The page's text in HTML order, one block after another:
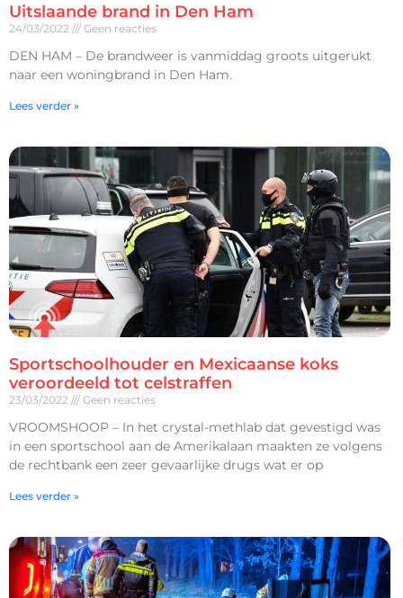
Uitslaande brand in Den Ham
24/03/2022 Geen reacties
DEN HAM – De brandweer is vanmiddag groots uitgerukt
naar een woningbrand in Den Ham.
Lees verder »
Sportschoolhouder en Mexicaanse koks
veroordeeld tot celstraffen
23/03/2022 Geen reacties
VROOMSHOOP – In het crystal-methlab dat gevestigd was
in een sportschool aan de Amerikalaan maakten ze volgens
de rechtbank een zeer gevaarlijke drugs wat er op
Lees verder »